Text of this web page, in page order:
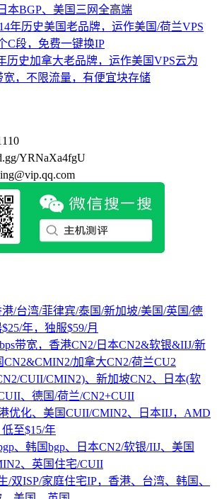
本BGP、美国三网全高端
年历史美国老品牌，运作美国/荷兰VPS
C段，免费一键换IP
历史加拿大老品牌，运作美国VPS云为
宽，不限流量，有便宜块存储
YRNaXa4fgU
港/台湾/菲律宾/泰国/新加坡/美国/英国/德
年，独服$59/月
带宽，香港CN2/日本CN2&软银&IIJ/新
CN2&CMIN2/加拿大CN2/荷兰CU2
CUII/CMIN2)、新加坡CN2、日本(软
、德国/荷兰/CN2+CUII
优化、美国CUII/CMIN2、日本IIJ，AMD
至$15/年
、韩国bgp、日本CN2/软银/IIJ、美国
、英国住宅/CUII
/双ISP/家庭住宅IP，香港、台湾、韩国、